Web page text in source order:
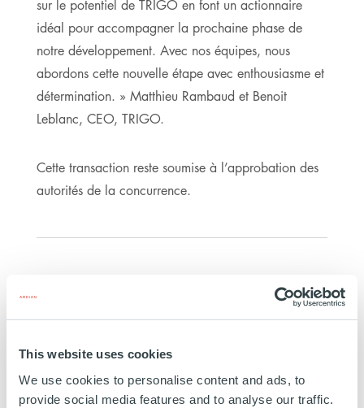
This website uses cookies
We use cookies to personalise content and ads, to
provide social media features and to analyse our traffic.
sur le potentiel de TRIGO en font un actionnaire
idéal pour accompagner la prochaine phase de
notre développement. Avec nos équipes, nous
abordons cette nouvelle étape avec enthousiasme et
détermination. » Matthieu Rambaud et Benoit
Leblanc, CEO, TRIGO.
Cette transaction reste soumise à l’approbation des
autorités de la concurrence.
MARTIN BLANC
BUSCAYRET, ARIS TORANIAN
CONSEILS M&A : BAIRD